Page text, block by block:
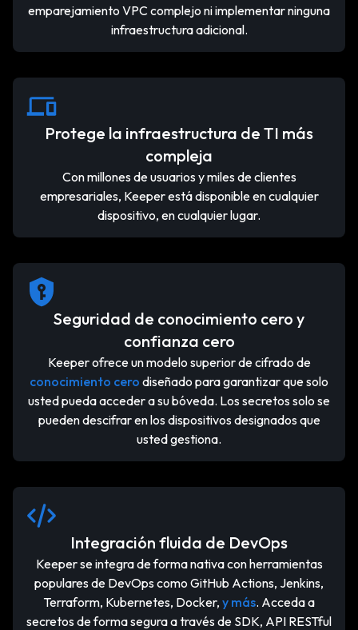
emparejamiento VPC complejo ni implementar ninguna
infraestructura adicional.
Protege la infraestructura de TI más
compleja
Con millones de usuarios y miles de clientes
empresariales, Keeper está disponible en cualquier
dispositivo, en cualquier lugar.
Seguridad de conocimiento cero y
confianza cero
Keeper ofrece un modelo superior de cifrado de
conocimiento cero diseñado para garantizar que solo
usted pueda acceder a su bóveda. Los secretos solo se
pueden descifrar en los dispositivos designados que
usted gestiona.
Integración fluida de DevOps
Keeper se integra de forma nativa con herramientas
populares de DevOps como GitHub Actions, Jenkins,
Terraform, Kubernetes, Docker, y más. Acceda a
secretos de forma segura a través de SDK, API RESTful